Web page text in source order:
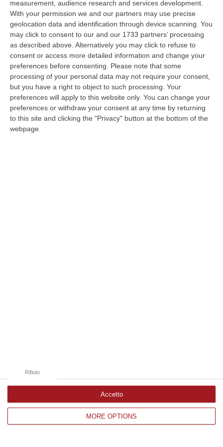
measurement, audience research and services development.
With your permission we and our partners may use precise
geolocation data and identification through device scanning. You
may click to consent to our and our 1733 partners’ processing
as described above. Alternatively you may click to refuse to
consent or access more detailed information and change your
preferences before consenting.
Please note that some
processing of your personal data may not require your consent,
but you have a right to object to such processing. Your
preferences will apply to this website only. You can change your
preferences or withdraw your consent at any time by returning
to this site and clicking the "Privacy" button at the bottom of the
webpage.
MORE OPTIONS
Rifiuto
Accetto
07 Agosto, 15:23
Green Island, Ricariche Elettriche E Un Presidio Sanitario. Anas
Attiva I Nuovi Servizi Sull’A2 In Calabria
“Entrano in funzione tutti i servizi della “Green Island” situata nell’area di
parcheggio “Contessa Soprana” lungo la A2 “Autostrada del Med…
07 Agosto, 15:09
Incendio Sul Pollino, Convalidato L’arresto Del 56enne Piromane
“MORANO E’ stato convalidato l’arresto del 56enne arrestato in flagranza
e accusato di incendio boschivo. L’arresto era giunto a conclusione…
07 Agosto, 15:08
Corriere delle Calabria è una testata giornalistica di News&Com S.r.l